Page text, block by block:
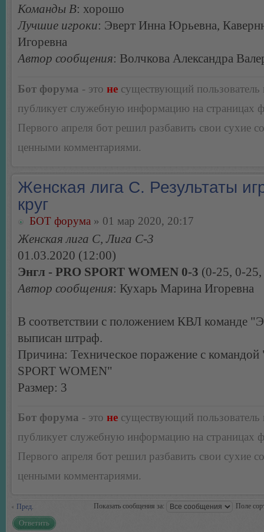
Команды В: хорошо
Лучшие игроки: Эверт Инна Юрьевна,
Игоревна
Автор сообщения: Волчкова Александра
Бот форума - это не существующий пользователь
публикует служебную информацию на страницах
Первого апреля бот решил разбавить свои сухие
ценными комментариями.
Женская лига С. Результаты
круг
БОТ форума » 01 мар 2020, 20:17
Женская лига С, Лига С-3
01.03.2020 (12:00)
Энгл - PRO SPORT WOMEN 0-3 (0-25, 0-
Автор сообщения: Кухарь Марина Игоревна
В соответствии с положением КВЛ команде
выписан штраф.
Причина: Техническое поражение с командой
SPORT WOMEN"
Размер: 3
Бот форума - это не существующий пользователь
публикует служебную информацию на страницах
Первого апреля бот решил разбавить свои сухие
ценными комментариями.
Пред. Показать сообщения за: Поле
Ответить